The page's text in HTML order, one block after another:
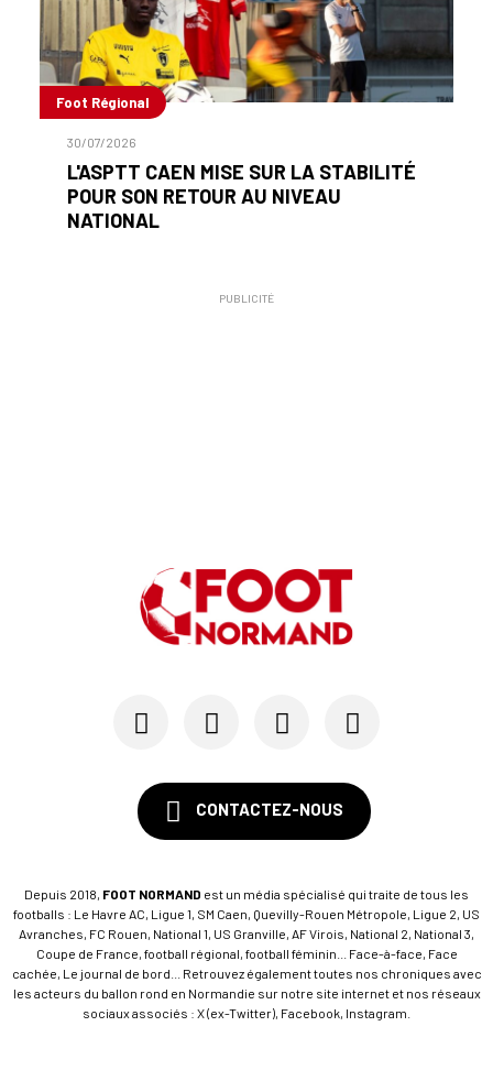
Foot Régional
30/07/2026
L'ASPTT CAEN MISE SUR LA STABILITÉ
POUR SON RETOUR AU NIVEAU
NATIONAL
PUBLICITÉ
CONTACTEZ-NOUS
Depuis 2018, FOOT NORMAND est un média spécialisé qui traite de tous les
footballs : Le Havre AC, Ligue 1, SM Caen, Quevilly-Rouen Métropole, Ligue 2, US
Avranches, FC Rouen, National 1, US Granville, AF Virois, National 2, National 3,
Coupe de France, football régional, football féminin... Face-à-face, Face
cachée, Le journal de bord... Retrouvez également toutes nos chroniques avec
les acteurs du ballon rond en Normandie sur notre site internet et nos réseaux
sociaux associés : X (ex-Twitter), Facebook, Instagram.